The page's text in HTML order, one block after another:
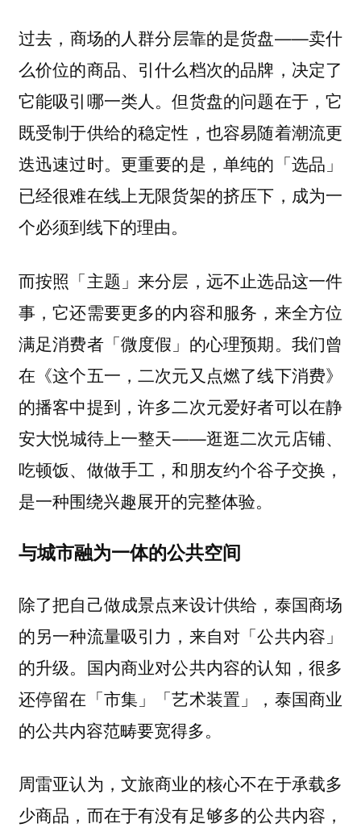
过去，商场的人群分层靠的是货盘——卖什
么价位的商品、引什么档次的品牌，决定了
它能吸引哪一类人。但货盘的问题在于，它
既受制于供给的稳定性，也容易随着潮流更
迭迅速过时。更重要的是，单纯的「选品」
已经很难在线上无限货架的挤压下，成为一
个必须到线下的理由。
而按照「主题」来分层，远不止选品这一件
事，它还需要更多的内容和服务，来全方位
满足消费者「微度假」的心理预期。我们曾
在《这个五一，二次元又点燃了线下消费》
的播客中提到，许多二次元爱好者可以在静
安大悦城待上一整天——逛逛二次元店铺、
吃顿饭、做做手工，和朋友约个谷子交换，
是一种围绕兴趣展开的完整体验。
与城市融为一体的公共空间
除了把自己做成景点来设计供给，泰国商场
的另一种流量吸引力，来自对「公共内容」
的升级。国内商业对公共内容的认知，很多
还停留在「市集」「艺术装置」，泰国商业
的公共内容范畴要宽得多。
周雷亚认为，文旅商业的核心不在于承载多
少商品，而在于有没有足够多的公共内容，